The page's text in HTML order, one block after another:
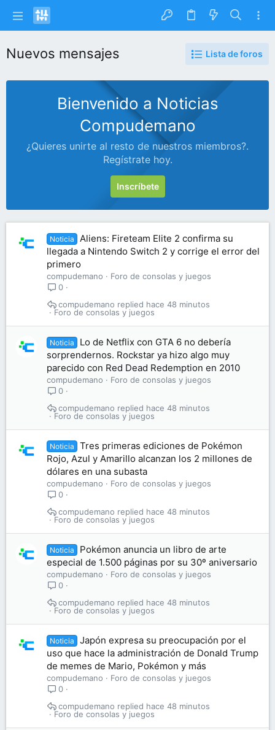
Nuevos mensajes Lista de foros
Bienvenido a Noticias
Compudemano
¿Quieres unirte al resto de nuestros miembros?.
Regístrate hoy.
Inscríbete
Noticia
Aliens: Fireteam Elite 2 confirma su
llegada a Nintendo Switch 2 y corrige el error del
primero
compudemano
Foro de consolas y juegos
0
Foro de consolas y juegos
hace 48 minutos
compudemano
Noticia
Lo de Netflix con GTA 6 no debería
sorprendernos. Rockstar ya hizo algo muy
parecido con Red Dead Redemption en 2010
compudemano
Foro de consolas y juegos
0
Foro de consolas y juegos
hace 48 minutos
compudemano
Noticia
Tres primeras ediciones de Pokémon
Rojo, Azul y Amarillo alcanzan los 2 millones de
dólares en una subasta
compudemano
Foro de consolas y juegos
0
Foro de consolas y juegos
hace 48 minutos
compudemano
Noticia
Pokémon anuncia un libro de arte
especial de 1.500 páginas por su 30º aniversario
compudemano
Foro de consolas y juegos
0
Foro de consolas y juegos
hace 48 minutos
compudemano
Noticia
Japón expresa su preocupación por el
uso que hace la administración de Donald Trump
de memes de Mario, Pokémon y más
compudemano
Foro de consolas y juegos
0
Foro de consolas y juegos
hace 48 minutos
compudemano